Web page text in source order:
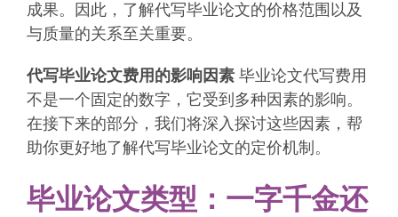
成果。因此，了解代写毕业论文的价格范围以及
与质量的关系至关重要。
代写毕业论文费用的影响因素毕业论文代写费用
不是一个固定的数字，它受到多种因素的影响。
在接下来的部分，我们将深入探讨这些因素，帮
助你更好地了解代写毕业论文的定价机制。
毕业论文类型：一字千金还